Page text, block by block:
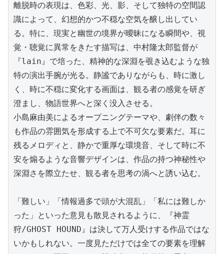
離脱時の表現は、色彩、光、影、そして独特の空間認
識によって、幻想的かつ不穏な空気を醸し出してい
る。特に、現実と幽世の境界が曖昧になる瞬間や、視
覚・聴覚に異常をきたす描写は、中村隆太郎監督が
『lain』で培った、精神的な深淵を覗き込むような独
特の演出手腕が光る。静謐でありながらも、時に激し
く、時に不穏に変化する画面は、観る者の感覚を研ぎ
澄まし、物語世界へと深く没入させる。
小島麻由美によるオープニングテーマや、劇伴の数々
も作品の雰囲気を形成する上で不可欠な要素だ。耳に
残るメロディと、静かで重厚な環境音、そして時に不
安を煽るような音響デザインは、作品の持つ神秘性や
深淵さを際立たせ、観る者を思考の渦へと誘い込む。
「難しい」「情報過多で頭が大混乱」「私には難しか
った」といった意見も散見されるように、『神霊
狩/GHOST HOUND』は決して万人受けする作品ではな
いかもしれない。一度見ただけでは全ての要素を理解